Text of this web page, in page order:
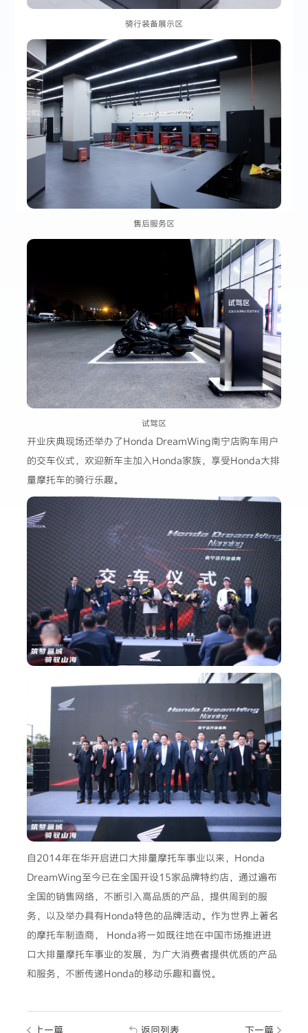
骑行装备展示区
售后服务区
试驾区
开业庆典现场还举办了Honda DreamWing南宁店购车用户
的交车仪式，欢迎新车主加入Honda家族，享受Honda大排
量摩托车的骑行乐趣。
自2014年在华开启进口大排量摩托车事业以来，Honda
DreamWing至今已在全国开设15家品牌特约店，通过遍布
全国的销售网络，不断引入高品质的产品，提供周到的服
务，以及举办具有Honda特色的品牌活动。作为世界上著名
的摩托车制造商， Honda将一如既往地在中国市场推进进
口大排量摩托车事业的发展，为广大消费者提供优质的产品
和服务，不断传递Honda的移动乐趣和喜悦。
上一篇 返回列表 下一篇